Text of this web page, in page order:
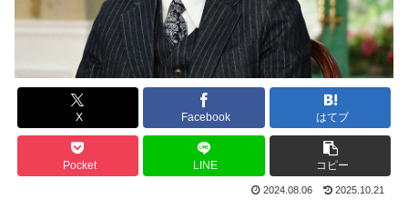
X Facebook はてブ
Pocket LINE コピー
2024.08.06 2025.10.21